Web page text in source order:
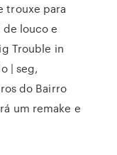
trouxe para
louco e
Trouble in
| seg,
do Bairro
um remake e